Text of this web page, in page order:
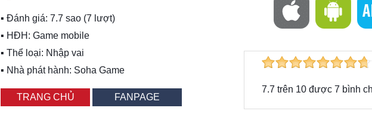
▪ Đánh giá: 7.7 sao (7 lượt)
▪ HĐH: Game mobile
▪ Thể loại: Nhập vai
▪ Nhà phát hành: Soha Game
TRANG CHỦ FANPAGE
7.7 trên 10 được 7 bình